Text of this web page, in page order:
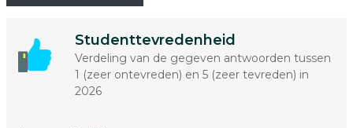
Studenttevredenheid
Verdeling van de gegeven antwoorden tussen
1 (zeer ontevreden) en 5 (zeer tevreden) in
2026